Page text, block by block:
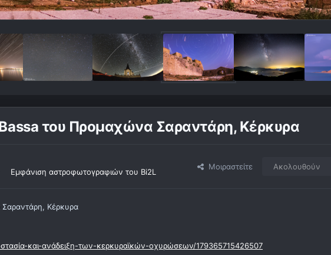
του Προμαχώνα Σαραντάρη, Κέρκυρα
Εμφάνιση αστροφωτογραφιών του Bi2L
Μοιραστείτε Ακολουθούν
Κέρκυρα
και-ανάδειξη-των-κερκυραϊκών-οχυρώσεων/179365715426507